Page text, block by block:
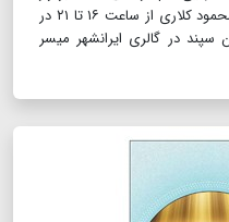
شده بود. تماشای تازه‌ترین نمایشگاه محمود کلاری از ساعت ۱۶ تا ۲۱ در
در گالری ایرانشهر میسر